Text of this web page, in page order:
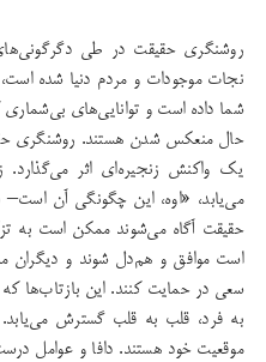
روشنگری حقیقت در طی
نجات موجودات و مردم دنیا شده است،
شما داده است و توانایی‌های
حال منعكس شدن هستند. روشنگری
یك واكنش زنجیره‌ای اثر می‌گذارد.
می‌یابد، «اوه، این چگونگی آن است–
حقیقت آگاه می‌شوند ممكن است به
است موافق و هم‌دل شوند و
سعی در حمایت كنند. این بازتاب‌ها
به فرد، قلب به قلب گسترش
موقعیت خود هستند. دافا و عوامل